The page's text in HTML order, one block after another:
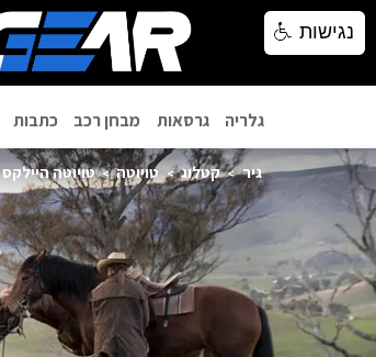
גלריה גרסאות מבחן רכב כתבות
גיר קטלוג טויוטה טויוטה היילקס
נגישות
נגישות